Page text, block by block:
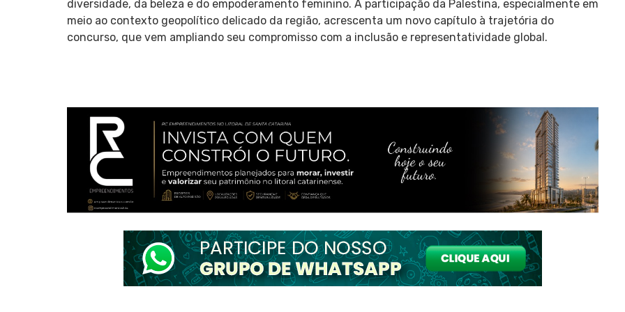
diversidade, da beleza e do empoderamento feminino. A participação da Palestina, especialmente em
meio ao contexto geopolítico delicado da região, acrescenta um novo capítulo à trajetória do
concurso, que vem ampliando seu compromisso com a inclusão e representatividade global.